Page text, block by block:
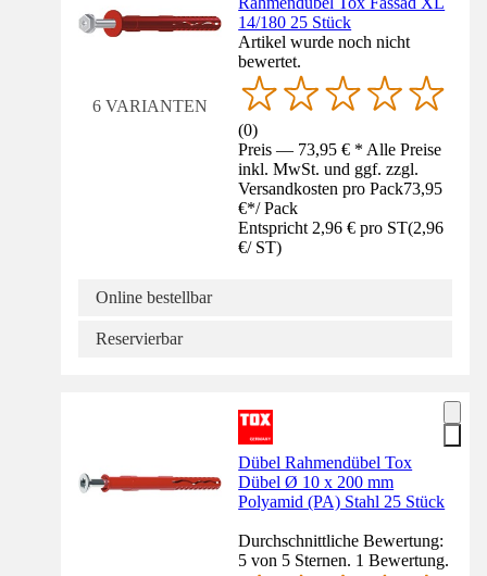
6 VARIANTEN
14/180 25 Stück
Artikel wurde noch nicht
bewertet.
(0)
Preis — 73,95 € * Alle Preise
inkl. MwSt. und ggf. zzgl.
Versandkosten pro Pack73,95
€*/ Pack
Entspricht 2,96 € pro ST(2,96
€/ ST)
Online bestellbar
Reservierbar
Dübel Rahmendübel Tox
Dübel Ø 10 x 200 mm
Polyamid (PA) Stahl 25 Stück
Durchschnittliche Bewertung:
5 von 5 Sternen. 1 Bewertung.